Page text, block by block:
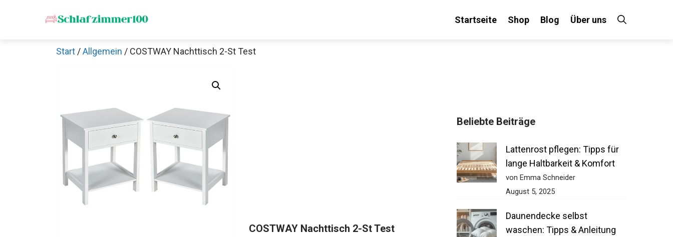
Startseite Shop Blog Über uns
Start /Allgemein / COSTWAY Nachttisch 2-St Test
COSTWAY Nachttisch 2-St Test
Beliebte Beiträge
Lattenrost pflegen: Tipps für
lange Haltbarkeit & Komfort
von Emma Schneider
August 5, 2025
Daunendecke selbst
waschen: Tipps & Anleitung